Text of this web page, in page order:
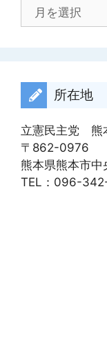
所在地
立憲民主党 熊
〒862-0976
熊本県熊本市中
TEL：096-